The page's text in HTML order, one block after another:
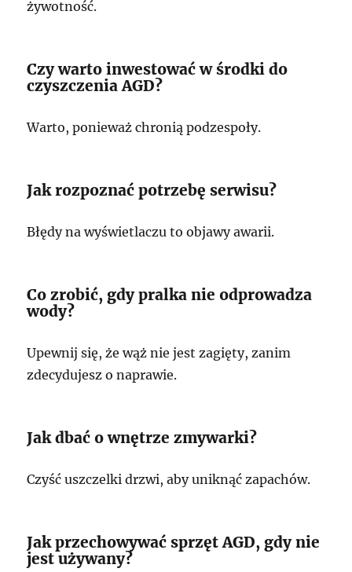
żywotność.
Czy warto inwestować w środki do
czyszczenia AGD?
Warto, ponieważ chronią podzespoły.
Jak rozpoznać potrzebę serwisu?
Błędy na wyświetlaczu to objawy awarii.
Co zrobić, gdy pralka nie odprowadza
wody?
Upewnij się, że wąż nie jest zagięty, zanim
zdecydujesz o naprawie.
Jak dbać o wnętrze zmywarki?
Czyść uszczelki drzwi, aby uniknąć zapachów.
Jak przechowywać sprzęt AGD, gdy nie
jest używany?